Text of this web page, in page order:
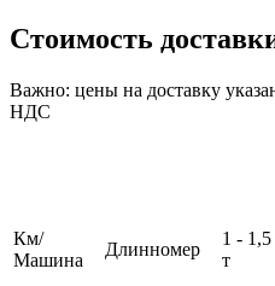
Стоимость
Важно: цены на доставку
НДС
Км/
Машина
Длинномер
1 - 1,5
т